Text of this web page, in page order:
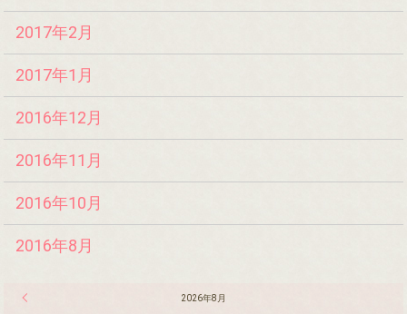
2017年2月
2017年1月
2016年12月
2016年11月
2016年10月
2016年8月
2026年8月